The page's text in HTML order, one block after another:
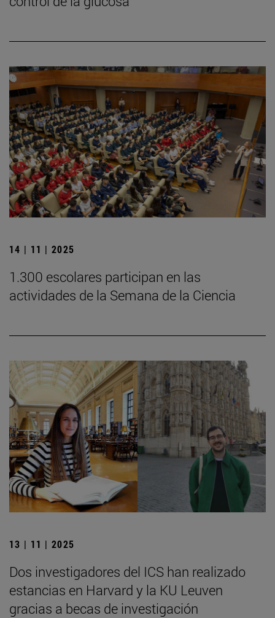
14 | 11 | 2025
1.300 escolares participan en las
actividades de la Semana de la Ciencia
13 | 11 | 2025
Dos investigadores del ICS han realizado
estancias en Harvard y la KU Leuven
gracias a becas de investigación